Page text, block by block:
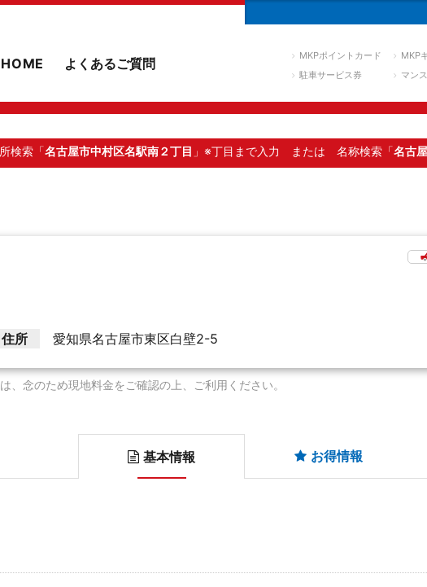
HOME よくあるご質問 MKPポイントカード
MKP
駐車サービス券
マン
検索「名古屋市中村区名駅南２丁目 」※丁目まで入力 または 名称検索「名古
住所 愛知県名古屋市東区白壁2-5
念のため現地料金をご確認の上、ご利用ください。
基本情報 お得情報